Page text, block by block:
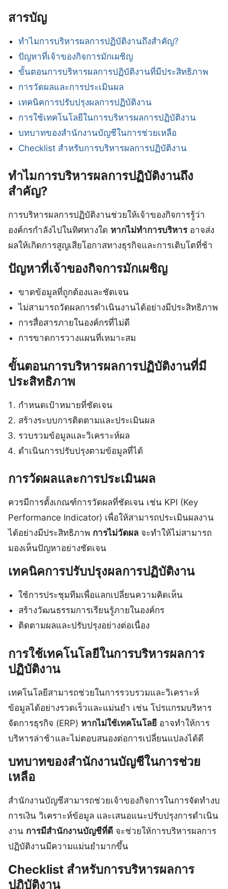
สารบัญ
ทำไมการบริหารผลการปฏิบัติงานถึงสำคัญ?
ปัญหาที่เจ้าของกิจการมักเผชิญ
ขั้นตอนการบริหารผลการปฏิบัติงานที่มีประสิทธิภาพ
การวัดผลและการประเมินผล
เทคนิคการปรับปรุงผลการปฏิบัติงาน
การใช้เทคโนโลยีในการบริหารผลการปฏิบัติงาน
บทบาทของสำนักงานบัญชีในการช่วยเหลือ
Checklist สำหรับการบริหารผลการปฏิบัติงาน
ทำไมการบริหารผลการปฏิบัติงานถึง
สำคัญ?
การบริหารผลการปฏิบัติงานช่วยให้เจ้าของกิจการรู้ว่า
องค์กรกำลังไปในทิศทางใด หากไม่ทำการบริหารอาจส่ง
ผลให้เกิดการสูญเสียโอกาสทางธุรกิจและการเติบโตที่ช้า
ปัญหาที่เจ้าของกิจการมักเผชิญ
ขาดข้อมูลที่ถูกต้องและชัดเจน
ไม่สามารถวัดผลการดำเนินงานได้อย่างมีประสิทธิภาพ
การสื่อสารภายในองค์กรที่ไม่ดี
การขาดการวางแผนที่เหมาะสม
ขั้นตอนการบริหารผลการปฏิบัติงานที่มี
ประสิทธิภาพ
กำหนดเป้าหมายที่ชัดเจน
สร้างระบบการติดตามและประเมินผล
รวบรวมข้อมูลและวิเคราะห์ผล
ดำเนินการปรับปรุงตามข้อมูลที่ได้
การวัดผลและการประเมินผล
ควรมีการตั้งเกณฑ์การวัดผลที่ชัดเจน เช่น KPI (Key
Performance Indicator) เพื่อให้สามารถประเมินผลงาน
ได้อย่างมีประสิทธิภาพ การไม่วัดผล จะทำให้ไม่สามารถ
มองเห็นปัญหาอย่างชัดเจน
เทคนิคการปรับปรุงผลการปฏิบัติงาน
ใช้การประชุมทีมเพื่อแลกเปลี่ยนความคิดเห็น
สร้างวัฒนธรรมการเรียนรู้ภายในองค์กร
ติดตามผลและปรับปรุงอย่างต่อเนื่อง
การใช้เทคโนโลยีในการบริหารผลการ
ปฏิบัติงาน
เทคโนโลยีสามารถช่วยในการรวบรวมและวิเคราะห์
ข้อมูลได้อย่างรวดเร็วและแม่นยำ เช่น โปรแกรมบริหาร
จัดการธุรกิจ (ERP) หากไม่ใช้เทคโนโลยี อาจทำให้การ
บริหารล่าช้าและไม่ตอบสนองต่อการเปลี่ยนแปลงได้ดี
บทบาทของสำนักงานบัญชีในการช่วย
เหลือ
สำนักงานบัญชีสามารถช่วยเจ้าของกิจการในการจัดทำงบ
การเงิน วิเคราะห์ข้อมูล และเสนอแนะปรับปรุงการดำเนิน
งาน การมีสำนักงานบัญชีที่ดี จะช่วยให้การบริหารผลการ
ปฏิบัติงานมีความแม่นยำมากขึ้น
Checklist สำหรับการบริหารผลการ
ปฏิบัติงาน